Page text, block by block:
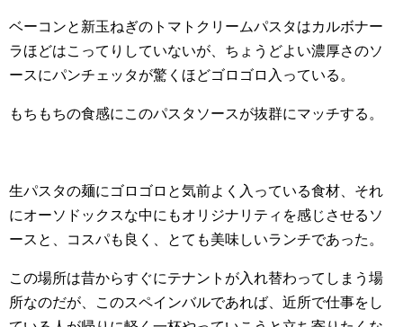
ベーコンと新玉ねぎのトマトクリームパスタはカルボナー
ラほどはこってりしていないが、ちょうどよい濃厚さのソ
ースにパンチェッタが驚くほどゴロゴロ入っている。
もちもちの食感にこのパスタソースが抜群にマッチする。
生パスタの麺にゴロゴロと気前よく入っている食材、それ
にオーソドックスな中にもオリジナリティを感じさせるソ
ースと、コスパも良く、とても美味しいランチであった。
この場所は昔からすぐにテナントが入れ替わってしまう場
所なのだが、このスペインバルであれば、近所で仕事をし